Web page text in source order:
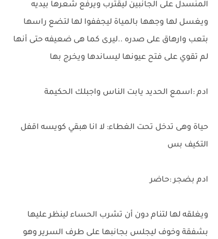
المنسدل على الجانبين ليقترب ويرفع شعرها بيديه
ويغسل لها وجهها بالمياة ليجففوا لها لتضع راسها
بتعب وارهاق على صدره ..ليرى كما هى ضعيفه حتى أنها
لم تقوي على فتح عيونها ليساندها ويخرج بها
ادم :اسمع الحديد يابت الناس واجبلك الحكيمة
حياة وهى تدخل تحت الغطاء: لا انا هبقي كويسه اقفل
التكيف بس
ادم بضجر :حاضر
ويغلقه لها لتنام دون أن تشرب الحساء لينظر عليها
بشفقة وخوف ليجلس بجانبها على طرف السرير وهو